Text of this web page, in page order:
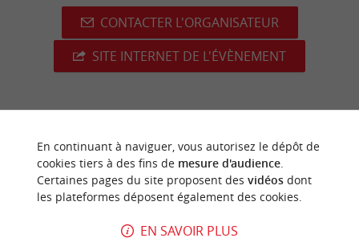
CONTACTER L'ORGANISATEUR
SITE INTERNET DE L'ÉVÈNEMENT
dernière mise à jour :08/06/2026 à 02:04:10
Source :Sirtaqui-Crédit photo :Meynard -CC BY-NC-
ND 4.0
En continuant à naviguer, vous autorisez le dépôt de
cookies tiers à des fins de mesure d'audience.
Certaines pages du site proposent des vidéosdont
les plateformes déposent également des cookies.
EN SAVOIR PLUS